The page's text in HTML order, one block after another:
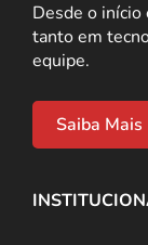
Desde o
tanto em
equipe.
Saiba Mais